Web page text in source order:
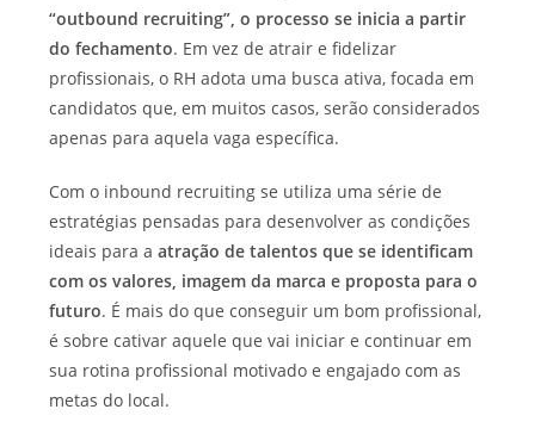
“outbound recruiting”, o processo se inicia a partir
do fechamento. Em vez de atrair e fidelizar
profissionais, o RH adota uma busca ativa, focada em
candidatos que, em muitos casos, serão considerados
apenas para aquela vaga específica.
Com o inbound recruiting se utiliza uma série de
estratégias pensadas para desenvolver as condições
ideais para aatração de talentos que se identificam
com os valores, imagem da marca e proposta para o
futuro. É mais do que conseguir um bom profissional,
é sobre cativar aquele que vai iniciar e continuar em
sua rotina profissional motivado e engajado com as
metas do local.